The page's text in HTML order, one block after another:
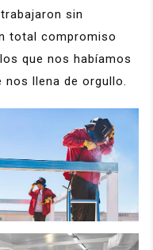
sin
total compromiso
que nos habíamos
llena de orgullo.